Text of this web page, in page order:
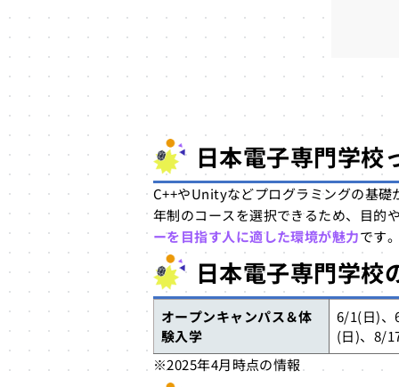
日本電子専門学校
C++やUnityなどプログラミングの基礎
年制のコースを選択できるため、目的
ーを目指す人に適した環境が魅力です
日本電子専門学校
オープンキャンパス＆体
験入学
6/1(日)、
(日)、8/
※2025年4月時点の情報